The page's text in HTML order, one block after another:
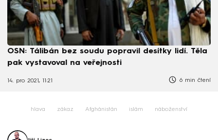
OSN: Tálibán bez soudu popravil desítky lidí. Těla
pak vystavoval na veřejnosti
14. pro 2021, 11:21 6 min čtení
hlava zákaz Afghánistán islám náboženství